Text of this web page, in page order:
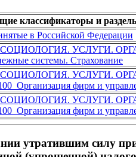
классификаторы и
в Российской Федерации
УСЛУГИ.
системы. Страхование
УСЛУГИ.
Организация фирм и
УСЛУГИ.
Организация фирм и
утратившим силу